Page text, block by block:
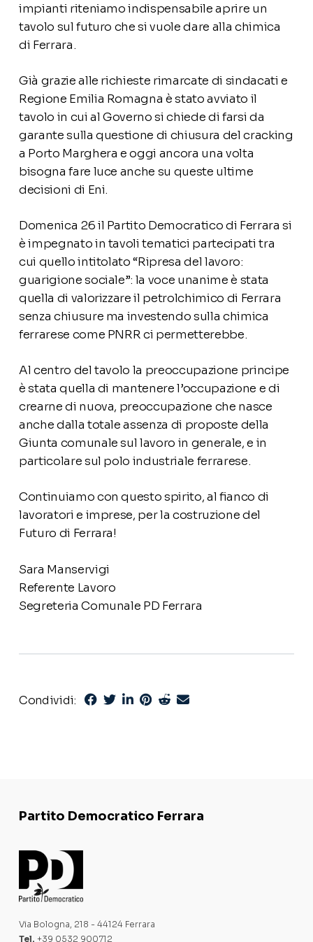
impianti riteniamo indispensabile aprire un
tavolo sul futuro che si vuole dare alla chimica
di Ferrara.
Già grazie alle richieste rimarcate di sindacati e
Regione Emilia Romagna è stato avviato il
tavolo in cui al Governo si chiede di farsi da
garante sulla questione di chiusura del cracking
a Porto Marghera e oggi ancora una volta
bisogna fare luce anche su queste ultime
decisioni di Eni.
Domenica 26 il Partito Democratico di Ferrara si
è impegnato in tavoli tematici partecipati tra
cui quello intitolato “Ripresa del lavoro:
guarigione sociale”: la voce unanime è stata
quella di valorizzare il petrolchimico di Ferrara
senza chiusure ma investendo sulla chimica
ferrarese come PNRR ci permetterebbe.
Al centro del tavolo la preoccupazione principe
è stata quella di mantenere l’occupazione e di
crearne di nuova, preoccupazione che nasce
anche dalla totale assenza di proposte della
Giunta comunale sul lavoro in generale, e in
particolare sul polo industriale ferrarese.
Continuiamo con questo spirito, al fianco di
lavoratori e imprese, per la costruzione del
Futuro di Ferrara!
Sara Manservigi
Referente Lavoro
Segreteria Comunale PD Ferrara
Condividi:
Partito Democratico Ferrara
Via Bologna, 218 - 44124 Ferrara
Tel. +39 0532 900712